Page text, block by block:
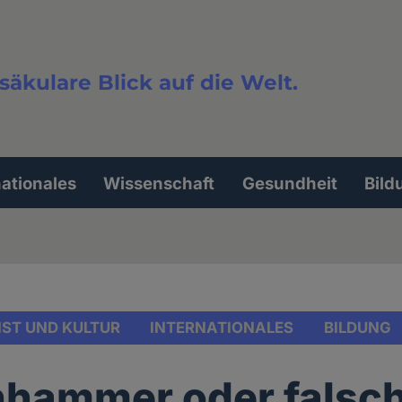
Blick auf die Welt.
Wissenschaft Gesundheit
UND KULTUR INTERNATIONALES BILDUNG